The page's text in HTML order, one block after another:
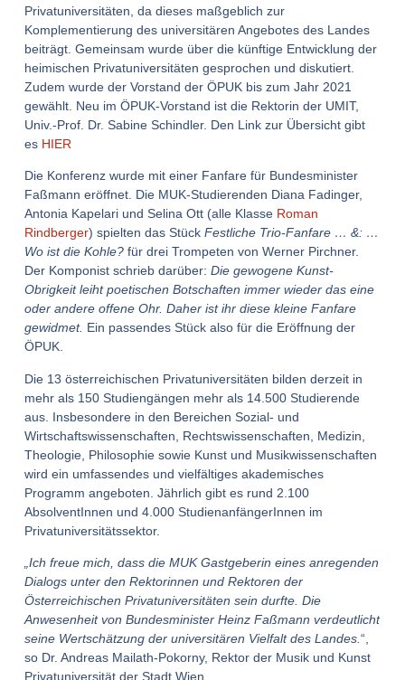
Privatuniversitäten, da dieses maßgeblich zur
Komplementierung des universitären Angebotes des Landes
beiträgt. Gemeinsam wurde über die künftige Entwicklung der
heimischen Privatuniversitäten gesprochen und diskutiert.
Zudem wurde der Vorstand der ÖPUK bis zum Jahr 2021
gewählt. Neu im ÖPUK-Vorstand ist die Rektorin der UMIT,
Univ.-Prof. Dr. Sabine Schindler. Den Link zur Übersicht gibt
es HIER
Die Konferenz wurde mit einer Fanfare für Bundesminister
Faßmann eröffnet. Die MUK-Studierenden Diana Fadinger,
Antonia Kapelari und Selina Ott (alle Klasse Roman
Rindberger) spielten das Stück Festliche Trio-Fanfare … &: …
Wo ist die Kohle?für drei Trompeten von Werner Pirchner.
Der Komponist schrieb darüber: Die gewogene Kunst-
Obrigkeit leiht poetischen Botschaften immer wieder das eine
oder andere offene Ohr. Daher ist ihr diese kleine Fanfare
gewidmet. Ein passendes Stück also für die Eröffnung der
ÖPUK.
Die 13 österreichischen Privatuniversitäten bilden derzeit in
mehr als 150 Studiengängen mehr als 14.500 Studierende
aus. Insbesondere in den Bereichen Sozial- und
Wirtschaftswissenschaften, Rechtswissenschaften, Medizin,
Theologie, Philosophie sowie Kunst und Musikwissenschaften
wird ein umfassendes und vielfältiges akademisches
Programm angeboten. Jährlich gibt es rund 2.100
AbsolventInnen und 4.000 StudienanfängerInnen im
Privatuniversitätssektor.
„Ich freue mich, dass die MUK Gastgeberin eines anregenden
Dialogs unter den Rektorinnen und Rektoren der
Österreichischen Privatuniversitäten sein durfte. Die
Anwesenheit von Bundesminister Heinz Faßmann verdeutlicht
seine Wertschätzung der universitären Vielfalt des Landes. “,
so Dr. Andreas Mailath-Pokorny, Rektor der Musik und Kunst
Privatuniversität der Stadt Wien.